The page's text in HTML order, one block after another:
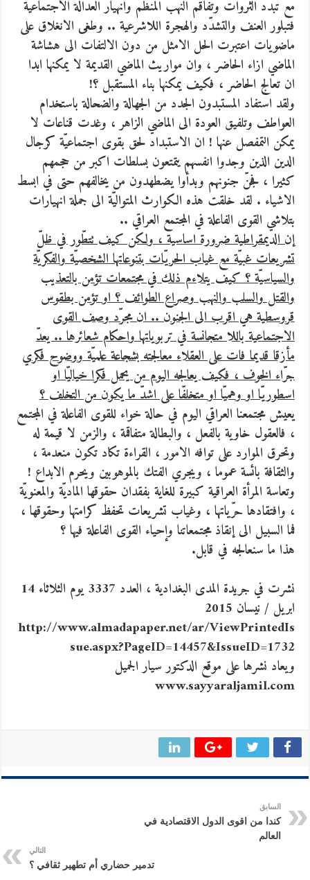
مع تبدّد الثروات وتفاقم النهب المنظّم وانهيار العدالة الاجتماعيّة
فتبلور العنف والتشدّد والهجرة اللاشرعية .. وطغى الانغلاق على
ماضويات اعتبرت الحل الامثل من دون الالتفات الى هشاشة
الماضي ازاء الحاضر ، وان مواريث الماضي القديمة لا يمكنها ابدا
ان تعالج الحاضر ، فكيف يمكنها بناء المستقبل ؟!
ولقد استفاد المستبدون الجدد من الجهالة والضحالة باستخدام
العواطف وتلفيق العودة الى الماضي الزاهر ، وغدت قناعات لا
يمكن التمفصل عنها ! ان الاستبداد لحق بقوى اجتماعيّة كرجال
الدين الذين وجدوا انفسهم يتمتعون بسلطات اكبر من حجمهم
كثيرا ، فجنّ جنونهم وبدأوا يضطهدون من يخالفهم حتى في ابسط
الاشياء . لقد خلقت هذه الكوارث المتواليّة الى جملة انهيارات
بتلاشي القوى الفاعلة في المجتمع العراقي ..
إن الديمقراطية ضرورة اساسية ، ولكن كيف تتطّور في ظلّ
تشريعات غبيّة مع غياب الحريّات بتنوعاتها الشخصيّة والفكريّة
والسياسيّة ؟ كيف يتلاءم ذلك في مجتمعات تؤمن بالتعذيب
والقتل والسلب والنهب وصراع الطوائف ؟ او تؤمن بطقوس
قروسطية هي اقرب الى الجنون .. ان مجرّد وصف القوى
الاجتماعية باللا متجانسة في تربوياتها واحكام شعائرها .. يعدّ
مأزقا قديما فات على العقلاء معالجته بشجاعة علميّة ووضوح فكري
جرّاء الخوف ، فكيف يعالجه اليوم من يحمل فكرا خياليّا او
اسطوريّا او وهميّا او متخلفّا على اشدّ ما يكون من التخلف ؟
يعيش مجتمعنا العراقي اليوم في حالة خواء للقوى الفاعلة في المجتمع
، فالعقول خاوية بالفعل ، والبطالة متفاقمة ، والزمن لا قيمة له
وتحرق الموارد على توافه الامور ، القراءة تكاد تكون منعدمة ،
والثقافة بائسة عموما ، ويجري الفتك بالموهوبين ويحرم الابداع !
وتعاسة المرأة العراقية كبيرة للغاية بفقدان حقوقها الماديّة والمعنويّة
، وافتقادها حرّياتها ، وغياب تشريعات تحفظ كرامتها وحقوقها ،
فما السبيل الى إنقاذ مجتمعاتنا وإحياء القوى الفاعلة فيها ؟
هذا ما سنعالجه في قابل.
نشرت في جريدة المدى البغدادية ، العدد 3337 يوم الثلاثاء 14
ابريل / نيسان 2015
http://www.almadapaper.net/ar/ViewPrintedIs
sue.aspx?PageID=14457&IssueID=1732
ويعاد نشرها على موقع الدكتور سيار الجميل
www.sayyaraljamil.com
السابق
كندا من اقوى الدول الاقتصادية في
العالم
التالي
تدمير حضاري أم تطهير ثقافي ؟